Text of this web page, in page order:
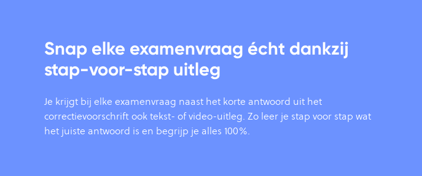
Snap elke examenvraag écht dankzij
stap-voor-stap uitleg
Je krijgt bij elke examenvraag naast het korte antwoord uit het
correctievoorschrift ook tekst- of video-uitleg. Zo leer je stap voor stap wat
het juiste antwoord is en begrijp je alles 100%.